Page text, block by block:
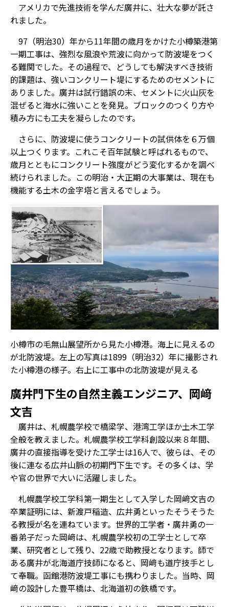
アメリカで先進技術を学んだ廣井に、壮大な夢が託さ
れました。
97（明治30）年から11年間の歳月をかけた小樽築港第
一期工事は、強烈な風浪や荒波に向かって防波堤をつく
る難関でした。その過程で、どうしても解決すべき技術
的課題は、強いコンクリート堤にするためのセメントに
ありました。廣井は試行錯誤の末、セメントに火山灰を
混ぜると海水に強いことを発見。ブロックのつくり方や
積み方にも工夫を凝らしたのです。
さらに、防波堤に使うコンクリートの試供体を６万個
以上つくります。これこそ百年試験と呼ばれるもので、
歳月とともにコンクリート強度がどう変化するかを調べ
続けられました。この明治・大正期の大事業は、現在も
機能する土木の金字塔と言えるでしょう。
小樽市の毛無山展望所から見た小樽港。海上に見えるの
が北防波堤。左上の写真は1899（明治32）年に撮影され
た小樽港の様子。右上に工事中の北防波堤が見える
廣井門下生の自然主義エンジニア、岡﨑
文吉
廣井は、札幌農学校で橋梁学、港湾工学ほか土木工学
全般を教えました。札幌農学校工学科創設以来８年間、
廣井の直接指導を受けた工学士は16人で、彼らは、その
後に連なる広井山脈の初期門下生です。その多くは、学
や官の世界で大いに活躍しました。
札幌農学校工学科第一期生として入学した岡﨑文吉の
卒業証明には、新渡戸稲造、広井勇といったそうそうた
る教授が名を連ねています。世界的工学者・廣井勇の一
番弟子だった岡﨑は、札幌農学校初の工学士として卒
業、研究者として残り、22歳で助教授となります。師で
ある廣井が北海道庁技師になると、岡﨑も道庁技手とし
て奉職。函館港防波堤工事にも携わりました。当時、岡
﨑の設計した豊平橋は、北海道初の鉄橋です。